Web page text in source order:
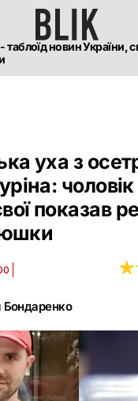
таблоїд новин України,
уха з
чоловік
показав
Бондаренко
★
★